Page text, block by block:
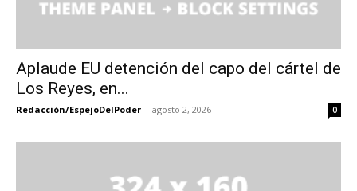
Aplaude EU detención del capo del cártel de
Los Reyes, en...
Redacción/EspejoDelPoder - agosto 2, 2026 0